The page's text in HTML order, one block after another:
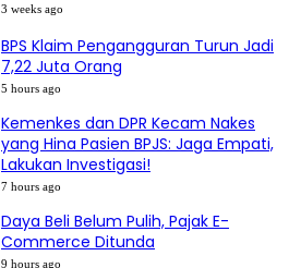
3 weeks ago
BPS Klaim Pengangguran Turun Jadi
7,22 Juta Orang
5 hours ago
Kemenkes dan DPR Kecam Nakes
yang Hina Pasien BPJS: Jaga Empati,
Lakukan Investigasi!
7 hours ago
Daya Beli Belum Pulih, Pajak E-
Commerce Ditunda
9 hours ago